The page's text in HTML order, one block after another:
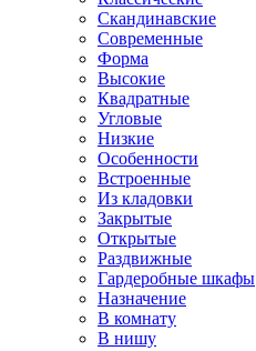
Скандинавские
Современные
Форма
Высокие
Квадратные
Угловые
Низкие
Особенности
Встроенные
Из кладовки
Закрытые
Открытые
Раздвижные
Гардеробные шкафы
Назначение
В комнату
В нишу